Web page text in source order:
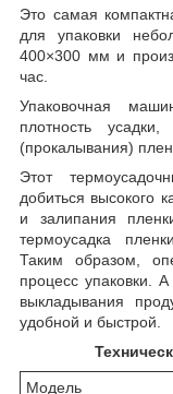
Это самая
для упаковки
400×300 мм и
час.
Упаковочная
плотность
(прокалывания)
Этот
добиться высокого
и залипания
термоусадка
Таким образом,
процесс упаковки.
выкладывания
удобной и быстрой.
Модель